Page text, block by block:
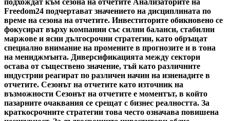
подхождат към сезона на отчетите Анализаторите на
Freedom24 подчертават значението на дисциплината по
време на сезона на отчетите. Инвеститорите обикновено се
фокусират върху компании със силни баланси, стабилни
маржове и ясни дългосрочни стратегии, като обръщат
специално внимание на промените в прогнозите и в тона
на мениджмънта. Диверсификацията между сектори
остава от съществено значение, тъй като различните
индустрии реагират по различен начин на изненадите в
отчетите. Сезонът на отчетите като източник на
възможности Сезонът на отчетите е моментът, в който
пазарните очаквания се срещат с бизнес реалността. За
краткосрочните стратегии това често означава повишена